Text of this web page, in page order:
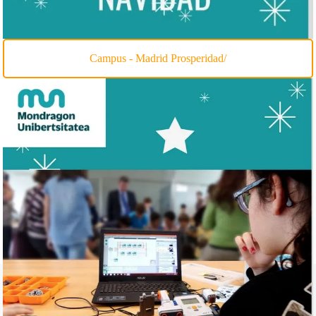
Campus - Madrid Prosperidad/